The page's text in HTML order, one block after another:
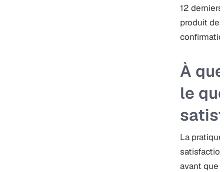
12
produit
À
le
La
avant que